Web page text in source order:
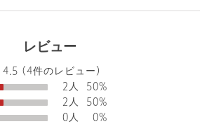
WOMEN
編地部分；コットン100％ 織地部分；ポリエステル
98％ コットン2％
手洗い可
レビュー
4.5 (4件のレビュー)
2人
50%
2人
50%
0人
0%